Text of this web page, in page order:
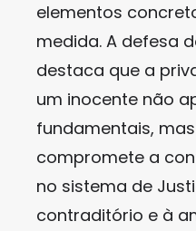
elementos
medida. A defesa
destaca que a
um inocente não
fundamentais,
compromete a
no sistema de
contraditório e à